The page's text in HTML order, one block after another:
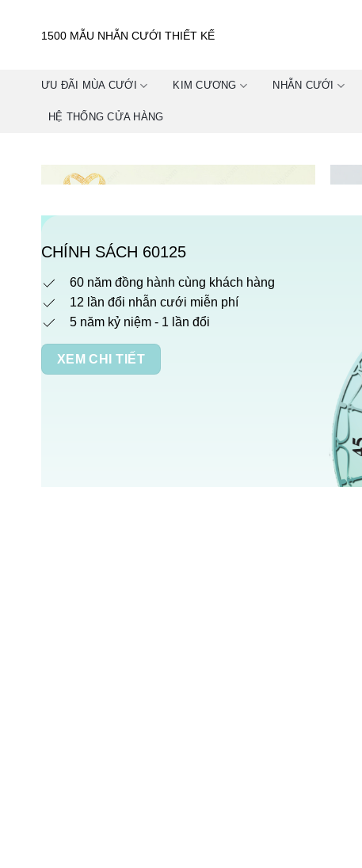
1500 MẪU NHẪN CƯỚI THIẾT KẾ
ƯU ĐÃI MÙA CƯỚI KIM CƯƠNG NHẪN CƯỚI
HỆ THỐNG CỬA HÀNG
CHÍNH SÁCH 60125
60 năm đồng hành cùng khách hàng
12 lần đổi nhẫn cưới miễn phí
5 năm kỷ niệm - 1 lần đổi
XEM CHI TIẾT